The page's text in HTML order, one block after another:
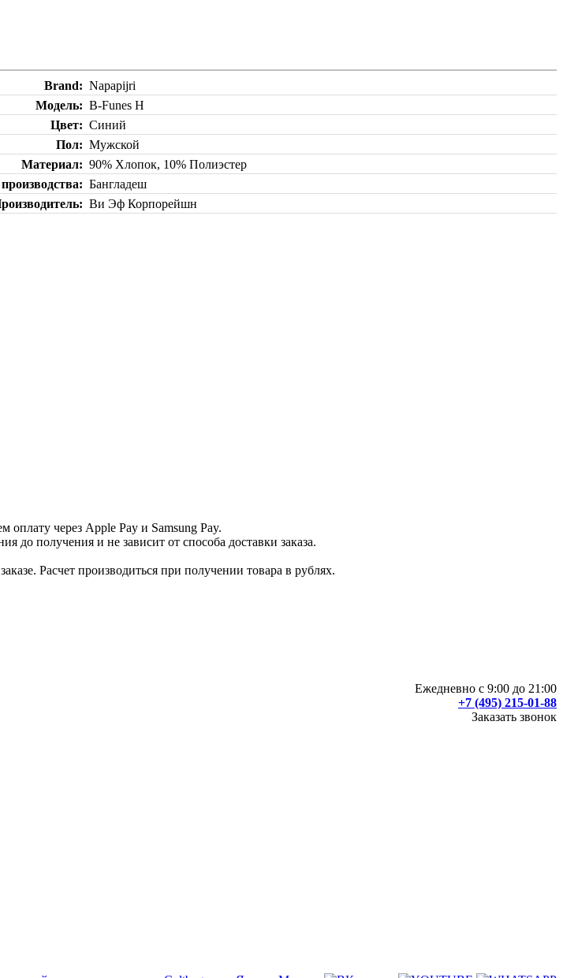
Brand
Napapijri
Модель
B-Funes H
Цвет
Синий
Пол
Мужской
Материал
90% Хлопок, 10% Полиэстер
Бангладеш
Ви Эф Корпорейшн
через Apple Pay и Samsung Pay.
до получения и не зависит от способа доставки заказа.
Расчет производиться при получении товара в рублях.
Ежедневно с 9:00 до 21:00
+7 (495) 215-01-88
Заказать звонок